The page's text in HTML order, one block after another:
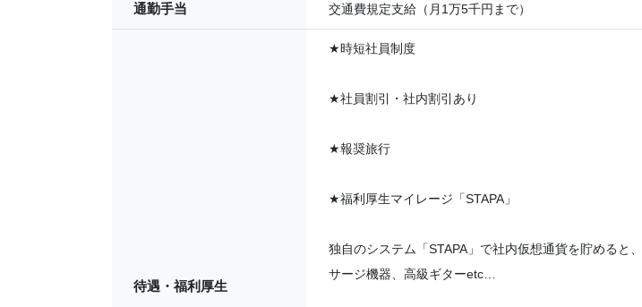
通勤手当 交通費規定支給（月1万5千円まで）
待遇・福利厚生
★時短社員制度
★社員割引・社内割引あり
★報奨旅行
★福利厚生マイレージ「STAPA」
独自のシステム「STAPA」で社内仮想通貨を貯めると
サージ機器、高級ギターetc…